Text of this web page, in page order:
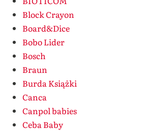
Block Crayon
Board&Dice
Bobo Lider
Bosch
Braun
Burda Książki
Canca
Canpol babies
Ceba Baby